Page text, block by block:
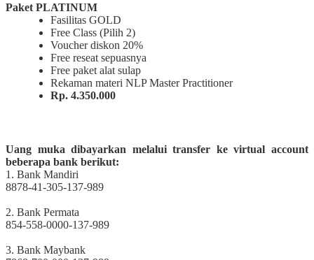
Paket PLATINUM
Fasilitas GOLD
Free Class (Pilih 2)
Voucher diskon 20%
Free reseat sepuasnya
Free paket alat sulap
Rekaman materi NLP Master Practitioner
Rp. 4.350.000
Uang muka dibayarkan melalui transfer ke virtual account
beberapa bank berikut:
1. Bank Mandiri
8878-41-305-137-989
2. Bank Permata
854-558-0000-137-989
3. Bank Maybank